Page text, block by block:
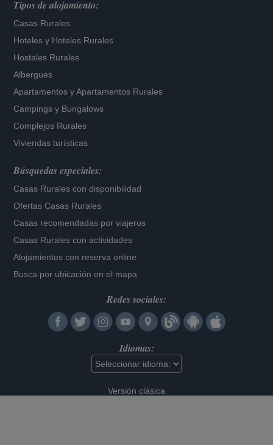
Tipos de alojamiento:
Casas Rurales
Hoteles y Hoteles Rurales
Hostales Rurales
Albergues
Apartamentos yApartamentos Rurales
Campings y Bungalows
Complejos Rurales
Viviendas turísticas
Búsquedas especiales:
Casas Rurales con disponibilidad
Ofertas Casas Rurales
Casas recomendadas por viajeros
Casas Rurales con actividades
Alojamientos con reserva online
Busca por ubicación en el mapa
Redes sociales:
Idiomas:
Versión clásica